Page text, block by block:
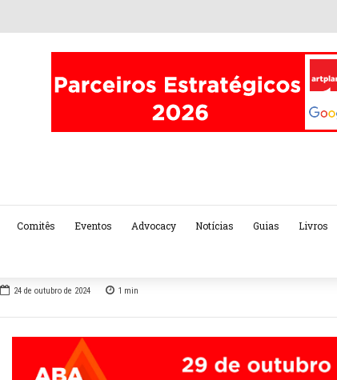
Comitês Eventos Advocacy Notícias Guias Livros
24 de outubro de 2024 1 min